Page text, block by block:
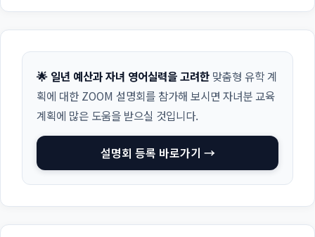
🌟 일년 예산과 자녀 영어실력을 고려한 맞춤형 유학 계
획에 대한 ZOOM 설명회를 참가해 보시면 자녀분 교육
계획에 많은 도움을 받으실 것입니다.
설명회 등록 바로가기 →